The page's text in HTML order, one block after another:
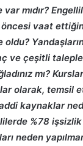
mıdır?
öncesi vaat
ve çeşitli
mı?
olarak, temsil
kaynaklar
%78
neden